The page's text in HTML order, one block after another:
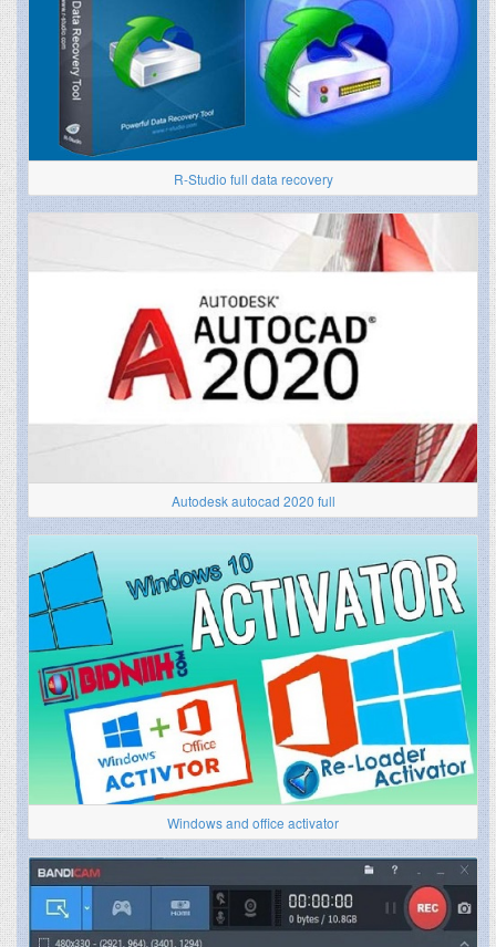
R-Studio full data recovery
Autodesk autocad 2020 full
Windows and office activator